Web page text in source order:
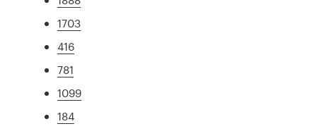
1703
416
781
1099
184